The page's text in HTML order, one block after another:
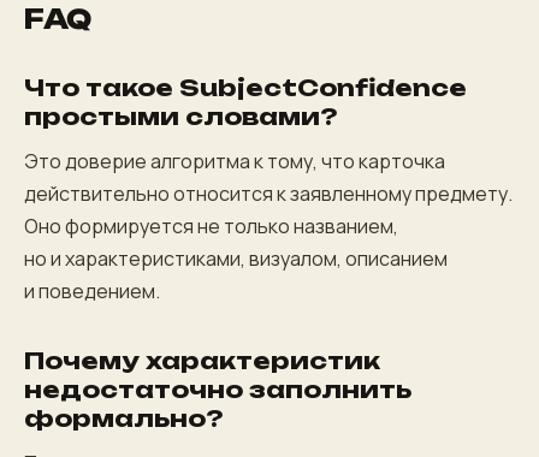
FAQ
Что такое SubjectConfidence
простыми словами?
Это доверие алгоритма к тому, что карточка
действительно относится к заявленному предмету.
Оно формируется не только названием,
но и характеристиками, визуалом, описанием
и поведением.
Почему характеристик
недостаточно заполнить
формально?